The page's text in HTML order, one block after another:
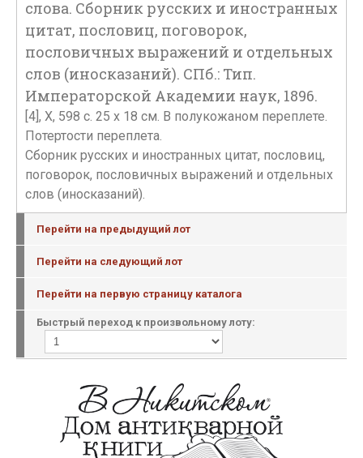
слова. Сборник русских и иностранных
цитат, пословиц, поговорок,
пословичных выражений и отдельных
слов (иносказаний). СПб.: Тип.
Императорской Академии наук, 1896.
[4], X, 598 с. 25 х 18 см. В полукожаном переплете.
Потертости переплета.
Сборник русских и иностранных цитат, пословиц,
поговорок, пословичных выражений и отдельных
слов (иносказаний).
Перейти на предыдущий лот
Перейти на следующий лот
Перейти на первую страницу каталога
Быстрый переход к произвольному лоту: